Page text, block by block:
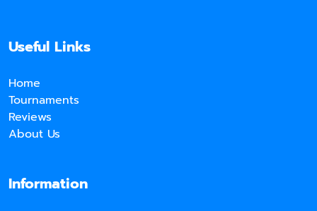
Useful Links
Home
Tournaments
Reviews
About Us
Information